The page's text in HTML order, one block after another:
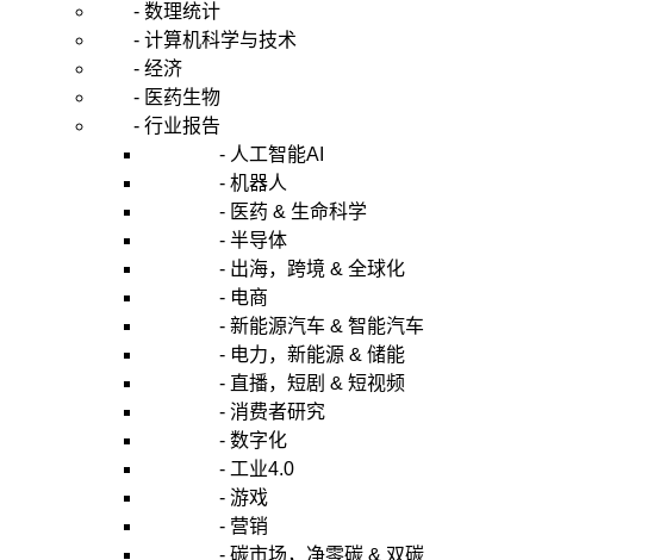
- 数理统计
- 计算机科学与技术
- 经济
- 医药生物
- 行业报告
- 人工智能AI
- 机器人
- 医药 & 生命科学
- 半导体
- 出海，跨境 & 全球化
- 电商
- 新能源汽车 & 智能汽车
- 电力，新能源 & 储能
- 直播，短剧 & 短视频
- 消费者研究
- 数字化
- 工业4.0
- 游戏
- 营销
- 碳市场，净零碳 & 双碳